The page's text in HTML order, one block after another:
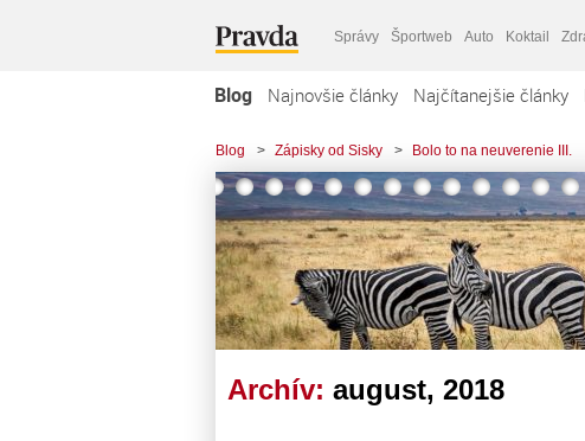
Správy Športweb Auto Koktail
Blog Najnovšie články Najčítanejšie články
Blog > Zápisky od Sisky > Bolo to na neuverenie III.
Archív: august, 2018